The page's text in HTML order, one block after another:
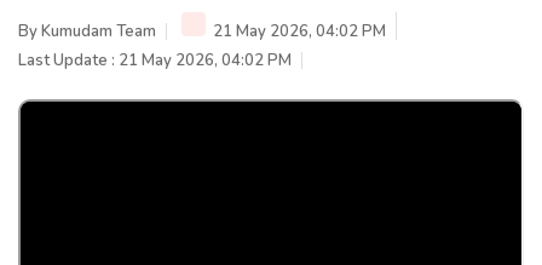
ByKumudam Team
21 May 2026, 04:02 PM
Last Update : 21 May 2026, 04:02 PM